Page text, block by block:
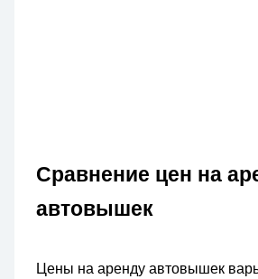
Сравнение цен на
автовышек
Цены на аренду автовышек